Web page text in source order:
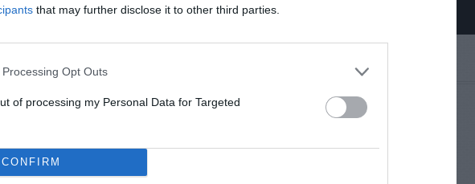
that may further disclose it to other third parties.
Opt Outs
of processing my Personal Data for Targeted
CONFIRM
Domande e risposte sul prodotto
FAI UNA DOMANDA
Recensioni certificate sul prodotto